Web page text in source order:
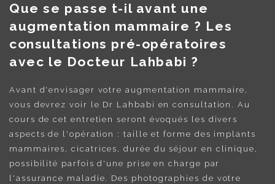
Que se passe t-il avant une
augmentation mammaire ? Les
consultations pré-opératoires
avec le Docteur Lahbabi ?
Avant d'envisager votre augmentation mammaire,
vous devrez voir le Dr Lahbabi en consultation. Au
cours de cet entretien seront évoqués les divers
aspects de l'opération : taille et forme des implants
mammaires, cicatrices, durée du séjour en clinique,
possibilité parfois d'une prise en charge par
l'assurance maladie. Des photographies de votre